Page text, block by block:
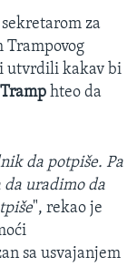
za
Trampovog
utvrdili kakav bi
hteo da
da potpiše. Pa
da uradimo da
", rekao je
sa usvajanjem